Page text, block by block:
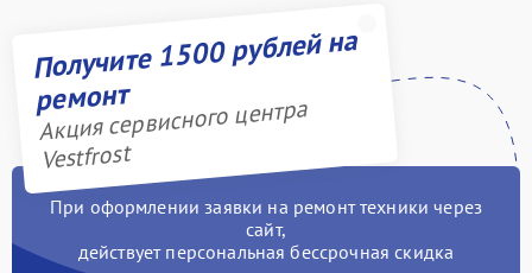
Получите 1500 рублей на
ремонт
Акция сервисного центра
Vestfrost
При оформлении заявки на ремонт техники через
сайт,
действует персональная бессрочная скидка